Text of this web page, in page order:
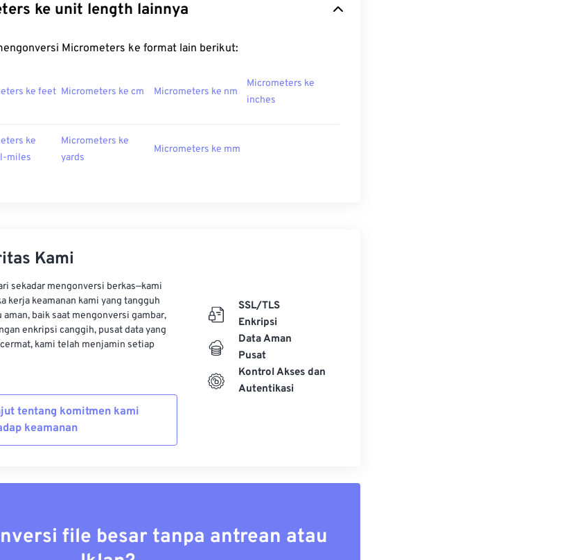
ke unit length lainnya
Micrometers ke format lain berikut:
ke feet Micrometers ke cm Micrometers ke nm
Micrometers ke
inches
ke
miles
Micrometers ke
yards
Micrometers ke mm
Kami
sekadar mengonversi berkas—kami
kerja keamanan kami yang tangguh
baik saat mengonversi gambar,
enkripsi canggih, pusat data yang
kami telah menjamin setiap
tentang komitmen kami
keamanan
SSL/TLS
Enkripsi
Data Aman
Pusat
Kontrol Akses dan
Autentikasi
file besar tanpa antrean atau